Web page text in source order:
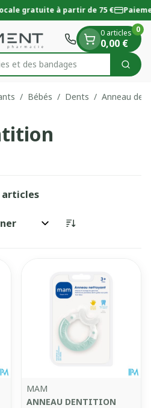
gratuite à partir de 75 €
et des bandages
0 articles
0,00 €
0
/ Bébés / Dents / Anneau
MAM
ANNEAU DENTITION